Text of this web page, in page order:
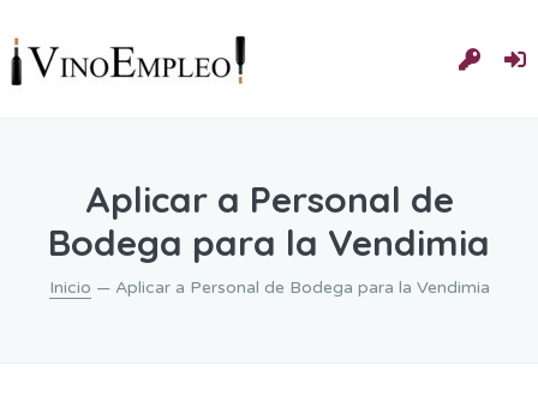
Aplicar a Personal de
Bodega para la Vendimia
Inicio — Aplicar a Personal de Bodega para la Vendimia